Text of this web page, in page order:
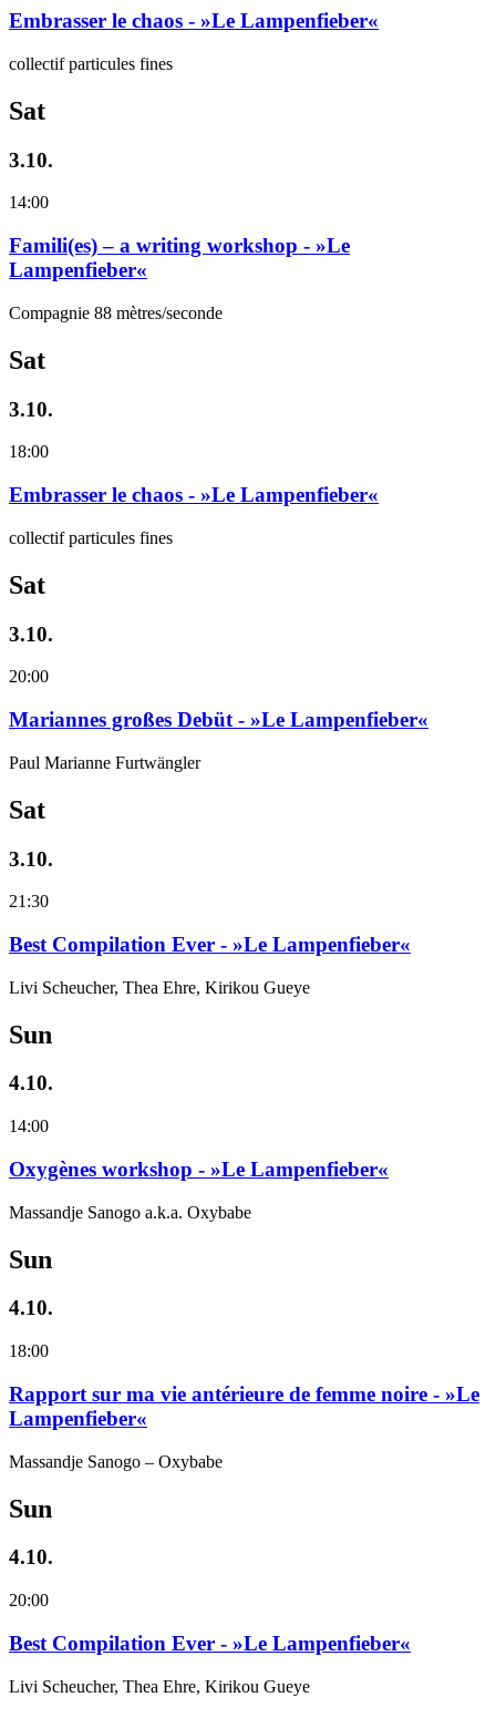
Embrasser le chaos - »Le Lampenfieber«
collectif particules fines
Sat
3.10.
14:00
Famili(es) – a writing workshop - »Le
Lampenfieber«
Compagnie 88 mètres/seconde
Sat
3.10.
18:00
Embrasser le chaos - »Le Lampenfieber«
collectif particules fines
Sat
3.10.
20:00
Mariannes großes Debüt - »Le Lampenfieber«
Paul Marianne Furtwängler
Sat
3.10.
21:30
Best Compilation Ever - »Le Lampenfieber«
Livi Scheucher, Thea Ehre, Kirikou Gueye
Sun
4.10.
14:00
Oxygènes workshop - »Le Lampenfieber«
Massandje Sanogo a.k.a. Oxybabe
Sun
4.10.
18:00
Rapport sur ma vie antérieure de femme noire - »Le
Lampenfieber«
Massandje Sanogo – Oxybabe
Sun
4.10.
20:00
Best Compilation Ever - »Le Lampenfieber«
Livi Scheucher, Thea Ehre, Kirikou Gueye